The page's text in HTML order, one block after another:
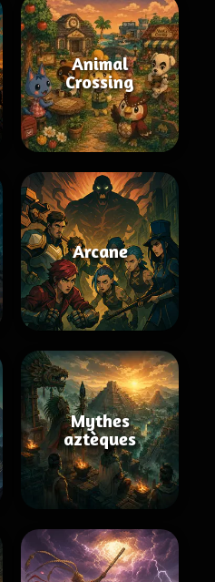
Animal
Crossing
Arcane
Mythes
aztèques